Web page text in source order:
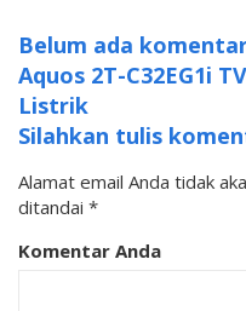
Belum ada
Aquos 2T-C32EG1i
Listrik
Silahkan tulis
Alamat email Anda tidak
ditandai *
Komentar Anda